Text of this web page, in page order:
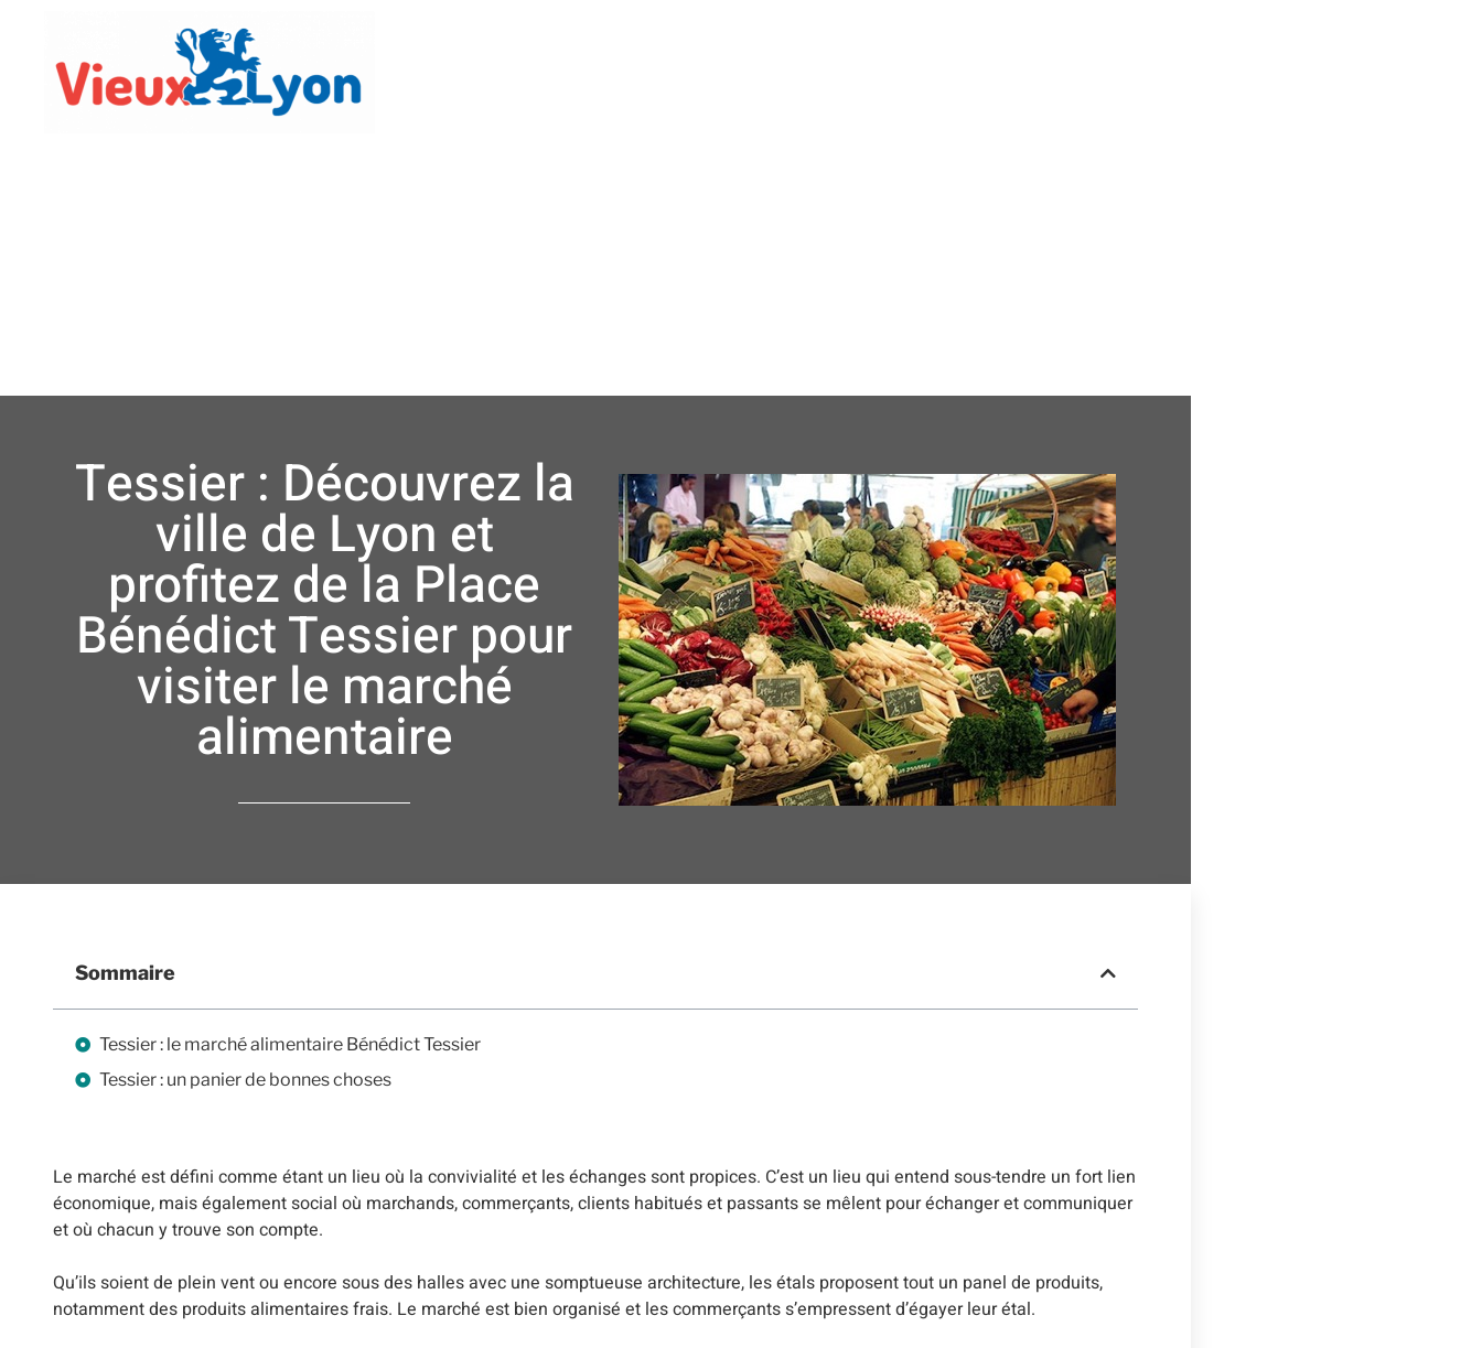
Tessier : Découvrez la
ville de Lyon et
profitez de la Place
Bénédict Tessier pour
visiter le marché
alimentaire
Sommaire
Tessier : le marché alimentaire Bénédict Tessier
Tessier : un panier de bonnes choses
Le marché est défini comme étant un lieu où la convivialité et les échanges sont propices. C’est un lieu qui entend sous-tendre un fort lien
économique, mais également social où marchands, commerçants, clients habitués et passants se mêlent pour échanger et communiquer
et où chacun y trouve son compte.
Qu’ils soient de plein vent ou encore sous des halles avec une somptueuse architecture, les étals proposent tout un panel de produits,
notamment des produits alimentaires frais. Le marché est bien organisé et les commerçants s’empressent d’égayer leur étal.